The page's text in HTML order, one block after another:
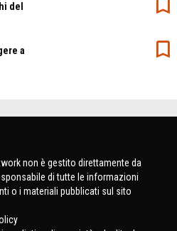
del
a
non è gestito direttamente da
di tutte le informazioni
o i materiali pubblicati sul sito